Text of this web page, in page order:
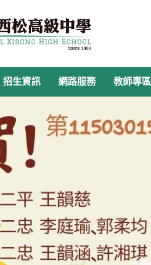
招生資訊 網路服務 教師專區